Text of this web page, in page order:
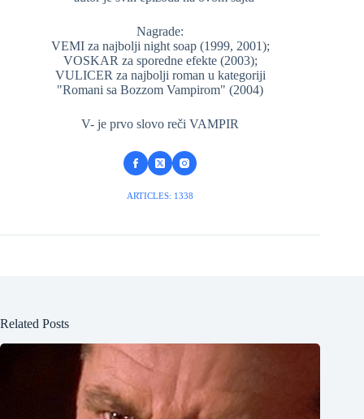
Nagrade:
VEMI za najbolji night soap (1999, 2001);
VOSKAR za sporedne efekte (2003);
VULICER za najbolji roman u kategoriji
"Romani sa Bozzom Vampirom" (2004)
V- je prvo slovo reči VAMPIR
ARTICLES: 1338
Related Posts